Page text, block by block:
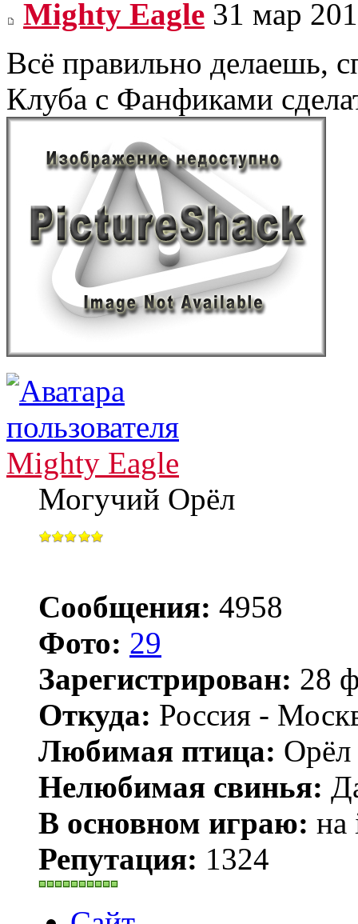
Mighty Eagle 31 мар
Всё правильно делаешь,
Клуба с Фанфиками
Mighty Eagle
Могучий Орёл
Сообщения: 4958
Фото: 29
Зарегистрирован: 28
Откуда: Россия -
Любимая птица:
Нелюбимая свинья:
В основном играю: на
Репутация: 1324